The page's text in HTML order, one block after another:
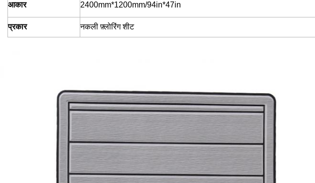
आकार 2400mm*1200mm/94in*47in
प्रकार नकली फ़्लोरिंग शीट